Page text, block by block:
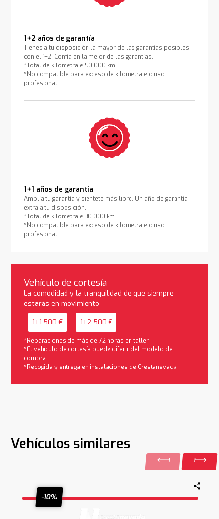
1+2 años de garantía
Tienes a tu disposición la mayor de las garantías posibles
con el 1+2. Confía en la mejor de las garantías.
*Total de kilometraje 50.000 km
*No compatible para exceso de kilometraje o uso
profesional
1+1 años de garantía
Amplía tu garantía y siéntete más libre. Un año de garantía
extra a tu disposición.
*Total de kilometraje 30.000 km
*No compatible para exceso de kilometraje o uso
profesional
Vehículo de cortesía
La comodidad y la tranquilidad de que siempre
estarás en movimiento
1+1 500 € 1+2 500 €
*Reparaciones de más de 72 horas en taller
*El vehículo de cortesía puede diferir del modelo de
compra
*Recogida y entrega en instalaciones de Crestanevada
Vehículos similares
-10%